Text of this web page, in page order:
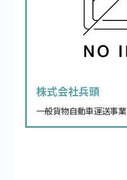
株式会社兵頭
一般貨物自動車運送事業